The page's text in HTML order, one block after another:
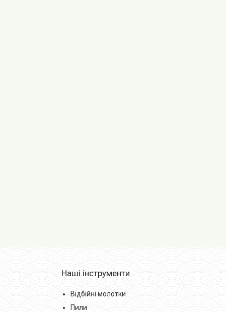
Наші інструменти
Відбійні молотки
Пили